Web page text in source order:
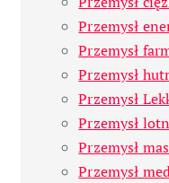
Przemysł
Przemysł
Przemysł
Przemysł
Przemysł
Przemysł
Przemysł